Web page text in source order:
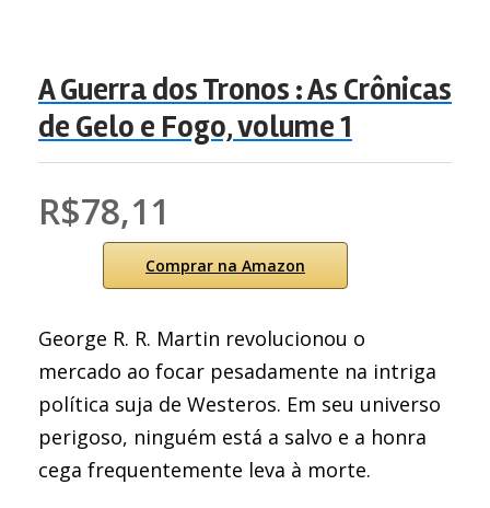
A Guerra dos Tronos : As Crônicas
de Gelo e Fogo, volume 1
R$78,11
Comprar na Amazon
George R. R. Martin revolucionou o
mercado ao focar pesadamente na intriga
política suja de Westeros. Em seu universo
perigoso, ninguém está a salvo e a honra
cega frequentemente leva à morte.